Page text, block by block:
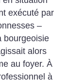
exécuté par
–
bourgeoisie
alors
au foyer. À
à